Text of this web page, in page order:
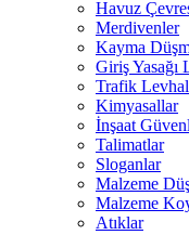
Havuz
Merdivenler
Kayma
Giriş Yasağı
Trafik
Kimyasallar
İnşaat
Talimatlar
Sloganlar
Malzeme
Malzeme
Atıklar